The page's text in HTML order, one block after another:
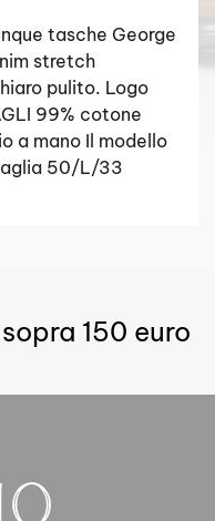
tasche George
stretch
pulito. Logo
99% cotone
a mano Il modello
50/L/33
150 euro